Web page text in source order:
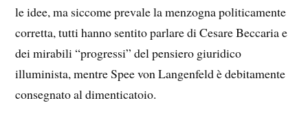
le idee, ma siccome prevale la menzogna politicamente
corretta, tutti hanno sentito parlare di Cesare Beccaria e
dei mirabili “progressi” del pensiero giuridico
illuminista, mentre Spee von Langenfeld è debitamente
consegnato al dimenticatoio.